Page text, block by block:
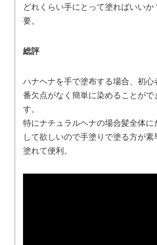
どれくらい手にとって塗ればいい
要。
総評
ハナヘナを手で塗布する場合、初心
番欠点がなく簡単に染めることがで
す。
特にナチュラルヘナの場合髪全体に
して欲しいので手塗りで塗る方が素
塗れて便利。